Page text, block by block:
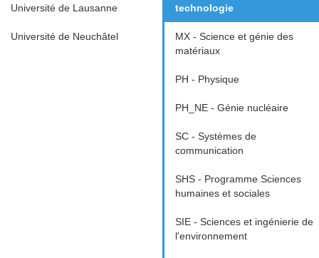
Université de Lausanne
Université de Neuchâtel
technologie
MX - Science et génie des
matériaux
PH - Physique
PH_NE - Génie nucléaire
SC - Systèmes de
communication
SHS - Programme Sciences
humaines et sociales
SIE - Sciences et ingénierie de
l'environnement